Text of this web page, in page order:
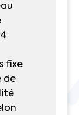
fixe
de